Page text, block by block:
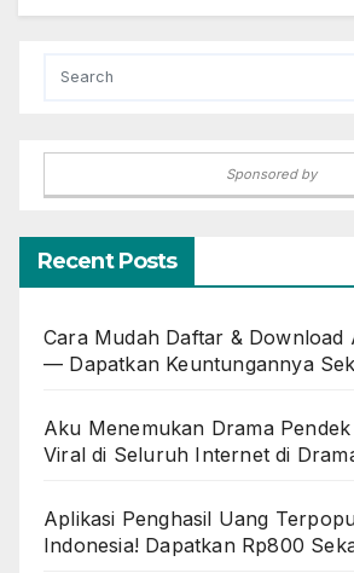
Sponsored by
Recent Posts
Cara Mudah Daftar & Download
— Dapatkan Keuntungannya
Aku Menemukan Drama
Viral di Seluruh Internet di
Aplikasi Penghasil Uang
Indonesia! Dapatkan Rp800